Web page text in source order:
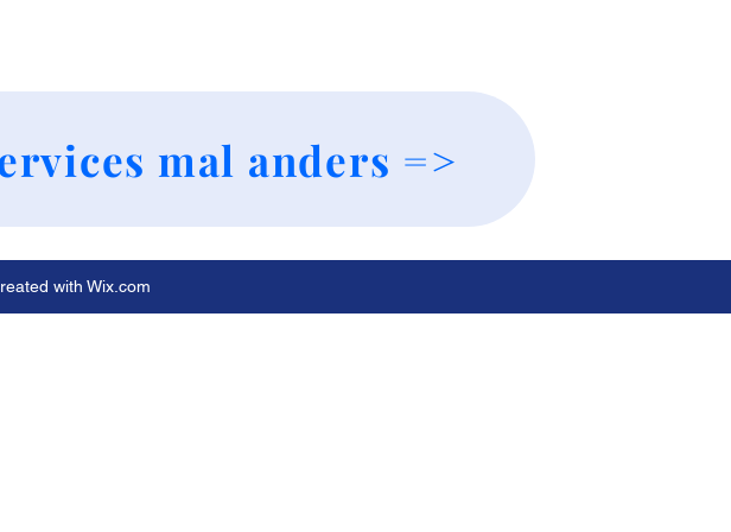
mal anders =>
with Wix.com